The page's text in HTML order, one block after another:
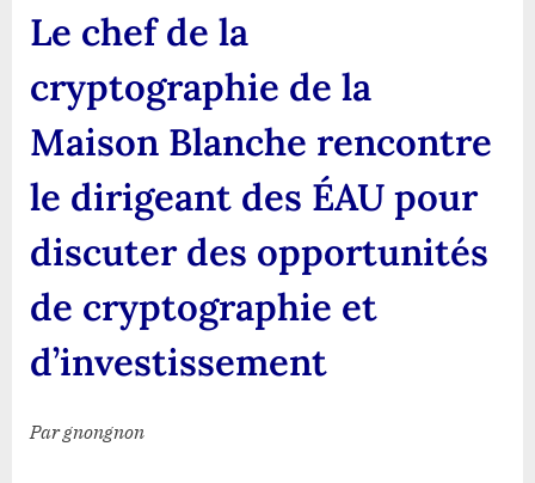
la
cryptographie
de
la
Maison
Blanche
rencontre
le
des
pour
des
Le chef de la
cryptographie de la
Maison Blanche rencontre
le dirigeant des ÉAU pour
discuter des opportunités
de cryptographie et
d’investissement
Par gnongnon